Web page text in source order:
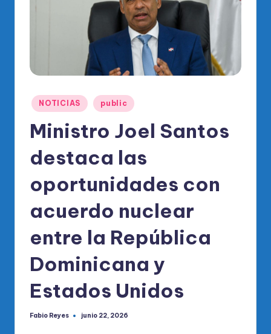
O
al
R
M
Publicado
en
NOTICIAS public
Ministro Joel Santos
destaca las
oportunidades con
acuerdo nuclear
entre la República
Dominicana y
Estados Unidos
Publicado
Fabio Reyes junio 22, 2026